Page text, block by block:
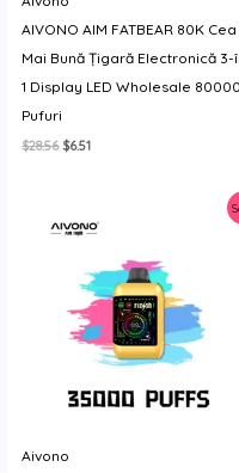
AIVONO AIM FATBEAR 80K Cea
Mai Bună Țigară Electronică 3-
1 Display LED Wholesale 80000
Pufuri
$28.56Prețul
$6.51Prețul
Aivono